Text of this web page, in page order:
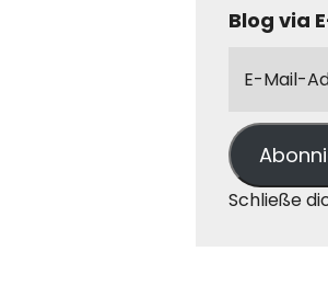
Blog via
Schließe